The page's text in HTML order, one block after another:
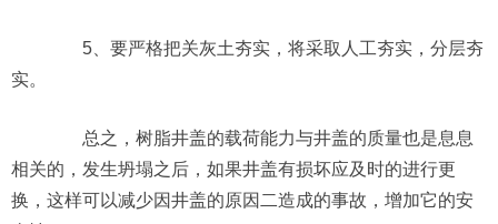
5、要严格把关灰土夯实，将采取人工夯实，分层夯
实。
总之，树脂井盖的载荷能力与井盖的质量也是息息
相关的，发生坍塌之后，如果井盖有损坏应及时的进行更
换，这样可以减少因井盖的原因二造成的事故，增加它的安